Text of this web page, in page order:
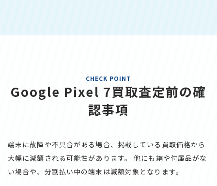
CHECK POINT
Google Pixel 7買取査定前の確
認事項
端末に故障や不具合がある場合、掲載している買取価格から
大幅に減額される可能性があります。
他にも箱や付属品がな
い場合や、分割払い中の端末は減額対象となります。